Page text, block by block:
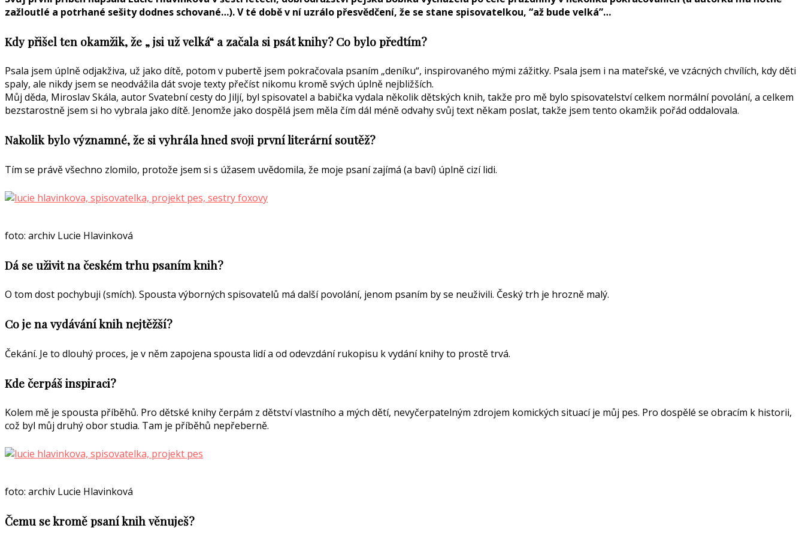
zažloutlé a potrhané sešity dodnes schované…). V té době v ní uzrálo přesvědčení, že se stane spisovatelkou, “až bude velká”…
Kdy přišel ten okamžik, že „ jsi už velká“ a začala si psát knihy? Co bylo předtím?
Psala jsem úplně odjakživa, už jako dítě, potom v pubertě jsem pokračovala psaním „deníku“, inspirovaného mými zážitky. Psala jsem i na mateřské, ve vzácných chvílích, kdy děti
spaly, ale nikdy jsem se neodvážila dát svoje texty přečíst nikomu kromě svých úplně nejbližších.
Můj děda, Miroslav Skála, autor Svatební cesty do Jiljí, byl spisovatel a babička vydala několik dětských knih, takže pro mě bylo spisovatelství celkem normální povolání, a celkem
bezstarostně jsem si ho vybrala jako dítě. Jenomže jako dospělá jsem měla čím dál méně odvahy svůj text někam poslat, takže jsem tento okamžik pořád oddalovala.
Nakolik bylo významné, že si vyhrála hned svoji první literární soutěž?
Tím se právě všechno zlomilo, protože jsem si s úžasem uvědomila, že moje psaní zajímá (a baví) úplně cizí lidi.
foto: archiv Lucie Hlavinková
Dá se uživit na českém trhu psaním knih?
O tom dost pochybuji (smích). Spousta výborných spisovatelů má další povolání, jenom psaním by se neuživili. Český trh je hrozně malý.
Co je na vydávání knih nejtěžší?
Čekání. Je to dlouhý proces, je v něm zapojena spousta lidí a od odevzdání rukopisu k vydání knihy to prostě trvá.
Kde čerpáš inspiraci?
Kolem mě je spousta příběhů. Pro dětské knihy čerpám z dětství vlastního a mých dětí, nevyčerpatelným zdrojem komických situací je můj pes. Pro dospělé se obracím k historii,
což byl můj druhý obor studia. Tam je příběhů nepřeberně.
foto: archiv Lucie Hlavinková
Čemu se kromě psaní knih věnuješ?